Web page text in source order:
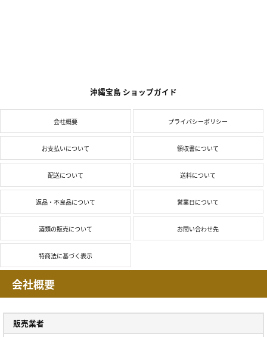
沖縄宝島 ショップガイド
会社概要 プライバシーポリシー
お支払いについて 領収書について
配送について 送料について
返品・不良品について 営業日について
酒類の販売について お問い合わせ先
特商法に基づく表示
会社概要
販売業者